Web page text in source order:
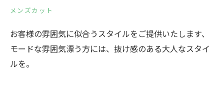
メンズカット
お客様の雰囲気に似合うスタイルをご提供いたします、
モードな雰囲気漂う方には、抜け感のある大人なスタイ
ルを。